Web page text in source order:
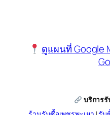
ดูแผนที่ Google
บริการ